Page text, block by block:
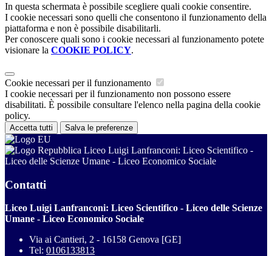
In questa schermata è possibile scegliere quali cookie consentire.
I cookie necessari sono quelli che consentono il funzionamento della
piattaforma e non è possibile disabilitarli.
Per conoscere quali sono i cookie necessari al funzionamento potete
visionare la COOKIE POLICY.
Cookie necessari per il funzionamento
I cookie necessari per il funzionamento non possono essere
disabilitati. È possibile consultare l'elenco nella pagina della cookie
policy.
Accetta tutti Salva le preferenze
Liceo Luigi Lanfranconi: Liceo Scientifico -
Liceo delle Scienze Umane - Liceo Economico Sociale
Contatti
Liceo Luigi Lanfranconi: Liceo Scientifico - Liceo delle Scienze
Umane - Liceo Economico Sociale
Via ai Cantieri, 2 - 16158 Genova [GE]
Tel: 0106133813